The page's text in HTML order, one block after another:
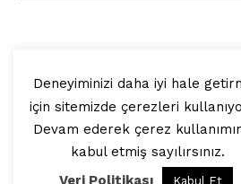
© 2025, Artilop
Künye Yazar Başvurusu
Deneyiminizi daha iyi hale
için sitemizde çerezleri
Devam ederek çerez
kabul etmiş sayılırsınız.
Veri Politikası
Kabul Et